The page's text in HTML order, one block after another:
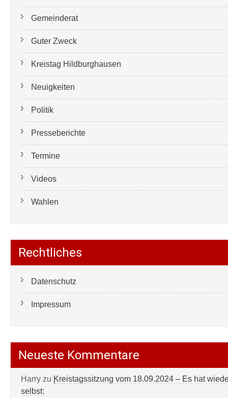
Gemeinderat
Guter Zweck
Kreistag Hildburghausen
Neuigkeiten
Politik
Presseberichte
Termine
Videos
Wahlen
Rechtliches
Datenschutz
Impressum
Neueste Kommentare
Harry zu Kreistagssitzung vom 18.09.2024 – Es hat
selbst: